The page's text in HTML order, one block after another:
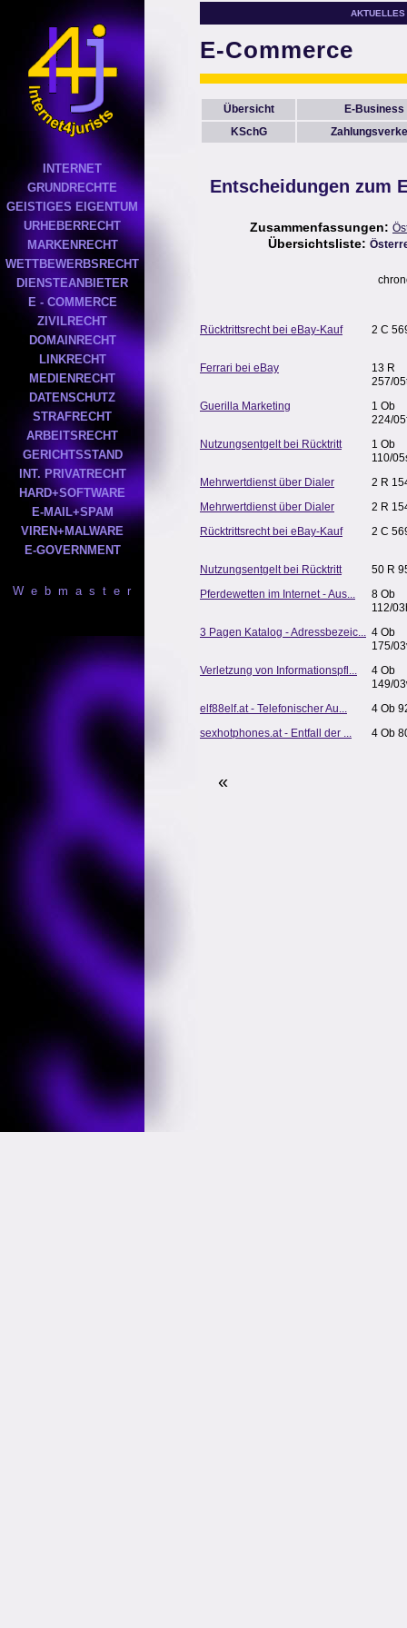
INTERNET
GRUNDRECHTE
GEISTIGES EIGENTUM
URHEBERRECHT
MARKENRECHT
WETTBEWERBSRECHT
DIENSTEANBIETER
E - COMMERCE
ZIVILRECHT
DOMAINRECHT
LINKRECHT
MEDIENRECHT
DATENSCHUTZ
STRAFRECHT
ARBEITSRECHT
GERICHTSSTAND
INT. PRIVATRECHT
HARD+SOFTWARE
E-MAIL+SPAM
VIREN+MALWARE
E-GOVERNMENT
W e b m a s t e r
AKTUELLES
E-Commerce
Übersicht
E-Business
KSchG
Entscheidungen zum
Zusammenfassungen:
Übersichtsliste:
Rücktrittsrecht bei eBay-Kauf 2 C
Ferrari bei eBay
13 R
257/
Guerilla Marketing
1 Ob
224/
Nutzungsentgelt bei Rücktritt
1 Ob
110/
Mehrwertdienst über Dialer
2 R
Mehrwertdienst über Dialer
2 R
Rücktrittsrecht bei eBay-Kauf
2 C
Nutzungsentgelt bei Rücktritt
50 R
Pferdewetten im Internet - Aus...
8 Ob
112/
3 Pagen Katalog - Adressbezeic... 4 Ob
175/
Verletzung von Informationspfl...
4 Ob
149/
elf88elf.at - Telefonischer Au...
4 Ob
sexhotphones.at - Entfall der ...
4 Ob
«